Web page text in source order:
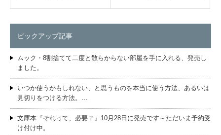
ピックアップ記事
ムック・8割捨てて二度と散らからない部屋を手に入れる、発売し
ました。
いつか使うかもしれない、と思うものを本当に使う方法、あるいは
見切りをつける方法。…
文庫本『それって、必要？』10月28日に発売です～ただいま予約受
け付け中。